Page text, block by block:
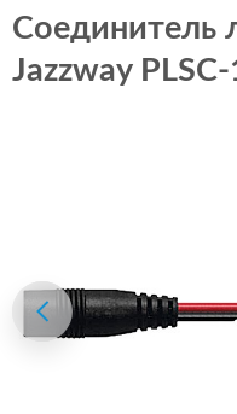
Соединитель
Jazzway